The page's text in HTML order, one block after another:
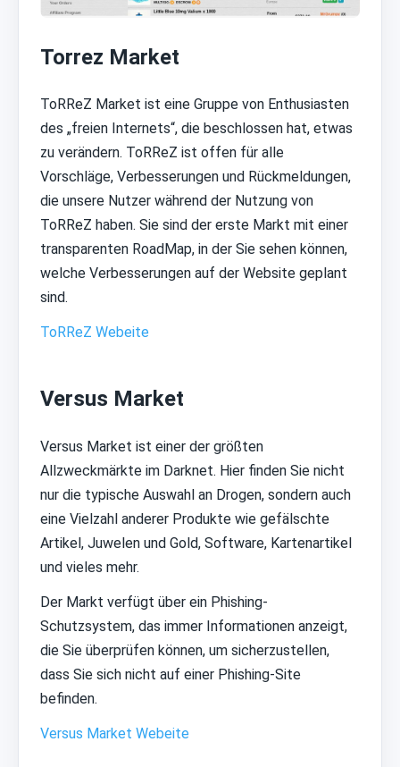
Torrez Market
ToRReZ Market ist eine Gruppe von Enthusiasten
des „freien Internets“, die beschlossen hat, etwas
zu verändern. ToRReZ ist offen für alle
Vorschläge, Verbesserungen und Rückmeldungen,
die unsere Nutzer während der Nutzung von
ToRReZ haben. Sie sind der erste Markt mit einer
transparenten RoadMap, in der Sie sehen können,
welche Verbesserungen auf der Website geplant
sind.
ToRReZ Webeite
Versus Market
Versus Market ist einer der größten
Allzweckmärkte im Darknet. Hier finden Sie nicht
nur die typische Auswahl an Drogen, sondern auch
eine Vielzahl anderer Produkte wie gefälschte
Artikel, Juwelen und Gold, Software, Kartenartikel
und vieles mehr.
Der Markt verfügt über ein Phishing-
Schutzsystem, das immer Informationen anzeigt,
die Sie überprüfen können, um sicherzustellen,
dass Sie sich nicht auf einer Phishing-Site
befinden.
Versus Market Webeite